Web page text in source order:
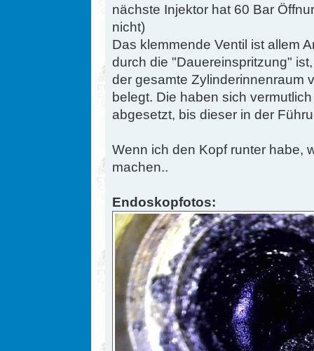
nächste Injektor hat 60 Bar
nicht)
Das klemmende Ventil ist allem
durch die "Dauereinspritzung"
der gesamte Zylinderinnenraum
belegt. Die haben sich
abgesetzt, bis dieser in der
Wenn ich den Kopf runter habe,
machen..
Endoskopfotos: